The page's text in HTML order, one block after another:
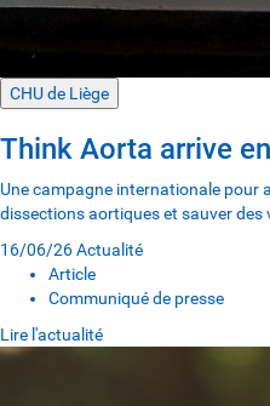
CHU de Liège
Think Aorta arrive
Une campagne internationale pour
dissections aortiques et sauver des
16/06/26Actualité
Article
Communiqué de presse
Lire l'actualité